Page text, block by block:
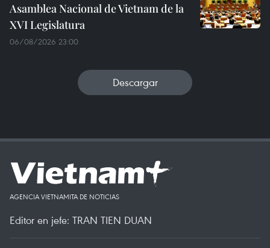
Asamblea Nacional de Vietnam de la
XVI Legislatura
06/08/2026 23:00
Descargar
AGENCIA VIETNAMITA DE NOTICIAS
Editor en jefe: TRAN TIEN DUAN